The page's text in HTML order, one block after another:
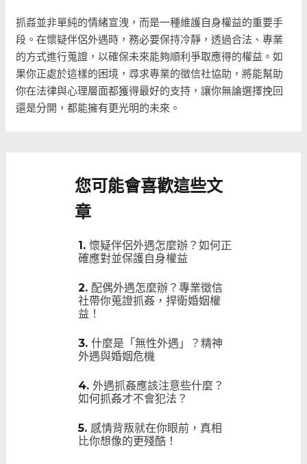
抓姦並非單純的情緒宣洩，而是一種維護自身權益的重要手
段。在懷疑伴侶外遇時，務必要保持冷靜，透過合法、專業
的方式進行蒐證，以確保未來能夠順利爭取應得的權益。如
果你正處於這樣的困境，尋求專業的徵信社協助，將能幫助
你在法律與心理層面都獲得最好的支持，讓你無論選擇挽回
還是分開，都能擁有更光明的未來。
您可能會喜歡這些文
章
懷疑伴侶外遇怎麼辦？如何正
確應對並保護自身權益
配偶外遇怎麼辦？專業徵信
社帶你蒐證抓姦，捍衛婚姻權
益！
什麼是「無性外遇」？精神
外遇與婚姻危機
外遇抓姦應該注意些什麼？
如何抓姦才不會犯法？
感情背叛就在你眼前，真相
比你想像的更殘酷！